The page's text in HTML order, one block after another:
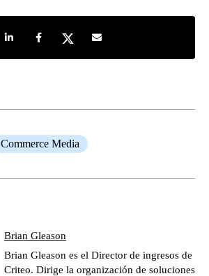
Share on LinkedIn
Share on Facebook
Share on TwitterShare by e-mail
Commerce Media
Brian Gleason
Brian Gleason es el Director de ingresos de
Criteo. Dirige la organización de soluciones